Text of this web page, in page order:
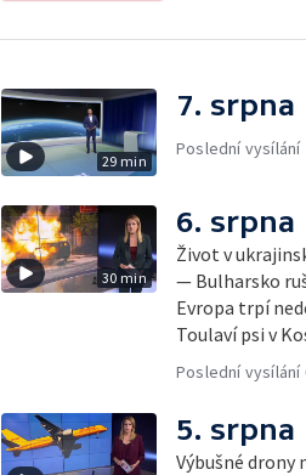
29 min
7. srpna
Poslední vysílání
30 min
6. srpna
Život v
— Bulharsko
Evropa trpí
Toulaví psi v
Poslední vysílání
5. srpna
Výbušné